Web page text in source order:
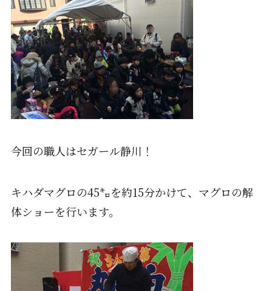
今回の職人はセガール静川！
キハダマグロの45㌔を約15分かけて、マグロの解
体ショーを行います。